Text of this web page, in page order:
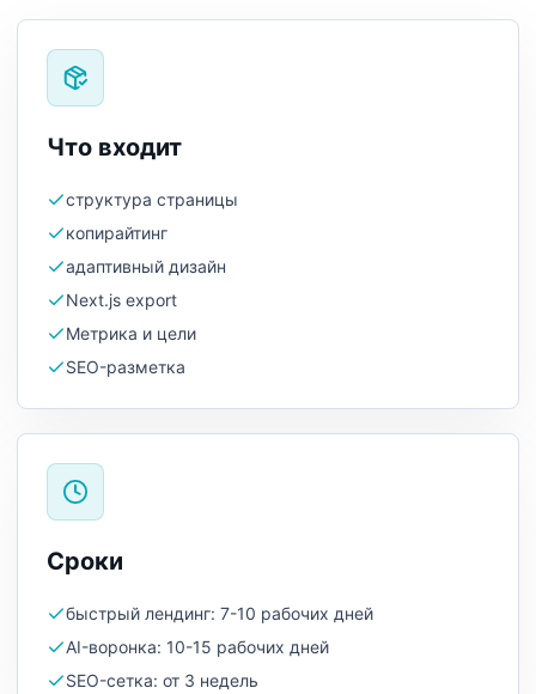
Что входит
структура страницы
копирайтинг
адаптивный дизайн
Next.js export
Метрика и цели
SEO-разметка
Сроки
быстрый лендинг: 7-10 рабочих дней
AI-воронка: 10-15 рабочих дней
SEO-сетка: от 3 недель